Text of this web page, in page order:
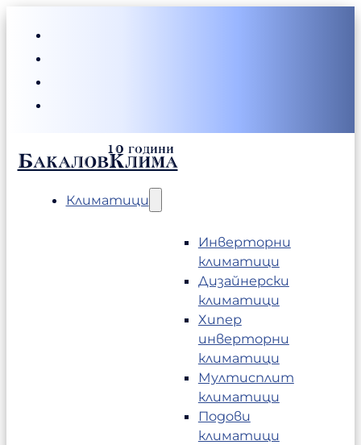
БакаловКлима
Климатици
Инверторни
климатици
Дизайнерски
климатици
Хипер
инверторни
климатици
Мултисплит
климатици
Подови
климатици